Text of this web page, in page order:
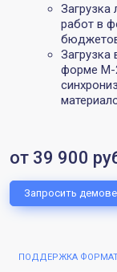
Загрузка
работ в
Загрузка
форме М-
от 39 900
Запросить
ПОДДЕРЖКА